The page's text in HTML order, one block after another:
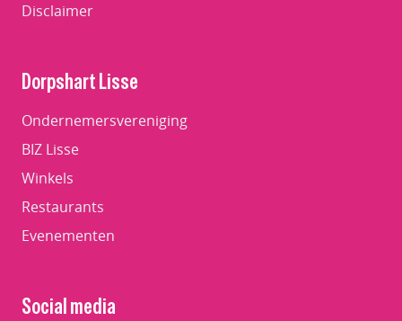
Disclaimer
Dorpshart Lisse
Ondernemersvereniging
BIZ Lisse
Winkels
Restaurants
Evenementen
Social media